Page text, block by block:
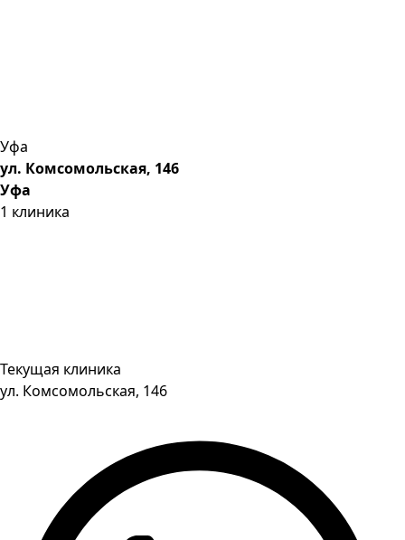
Уфа
ул. Комсомольская, 146
Уфа
1 клиника
Текущая клиника
ул. Комсомольская, 146